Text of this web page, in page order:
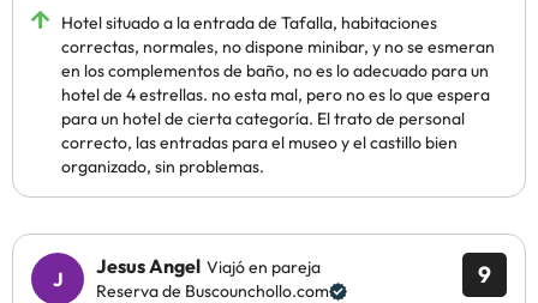
Hotel situado a la entrada de Tafalla, habitaciones
correctas, normales, no dispone minibar, y no se esmeran
en los complementos de baño, no es lo adecuado para un
hotel de 4 estrellas. no esta mal, pero no es lo que espera
para un hotel de cierta categoría. El trato de personal
correcto, las entradas para el museo y el castillo bien
organizado, sin problemas.
9
Jesus Angel Viajó en pareja
Reserva de Buscounchollo.com